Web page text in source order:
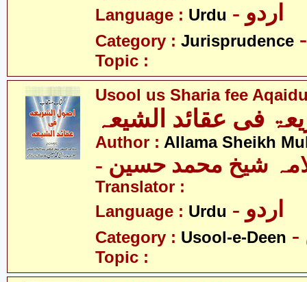
Language : Urdu - اردو
Category : Jurisprudence
Topic :
Usool us Sharia fee
فی عقائد الشیعہ
Author : Allama Sheikh
شیخ محمد حسین
Translator :
Language : Urdu - اردو
Category : Usool-e-Deen
Topic :